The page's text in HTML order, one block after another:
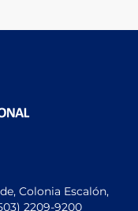
Colonia Escalón,
2209-9200